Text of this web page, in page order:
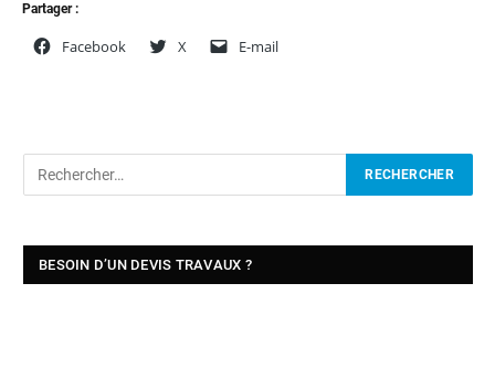
Partager :
Facebook X E-mail
BESOIN D’UN DEVIS TRAVAUX ?